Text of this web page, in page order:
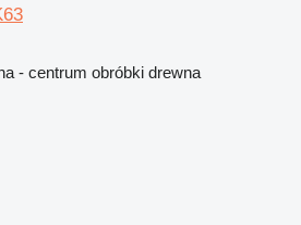
- centrum obróbki drewna